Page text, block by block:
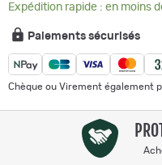
Expédition rapide : en moins
Paiements sécurisés
Chèque ou Virement également